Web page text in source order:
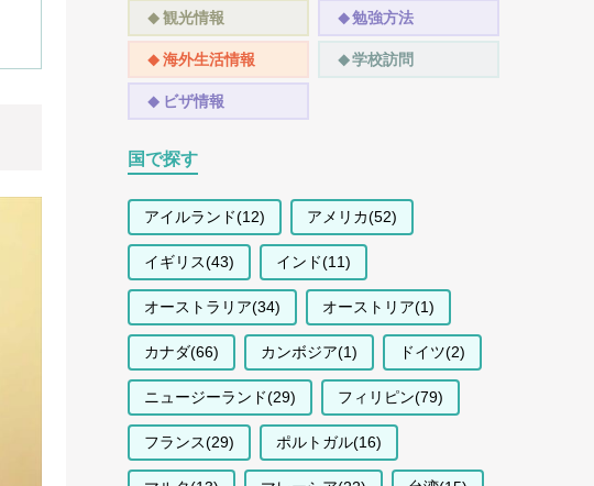
観光情報 勉強方法
海外生活情報 学校訪問
ビザ情報
国で探す
アイルランド(12) アメリカ(52)
イギリス(43) インド(11)
オーストラリア(34) オーストリア(1)
カナダ(66) カンボジア(1) ドイツ(2)
ニュージーランド(29) フィリピン(79)
フランス(29) ポルトガル(16)